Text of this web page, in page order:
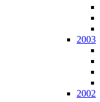
2003
2002